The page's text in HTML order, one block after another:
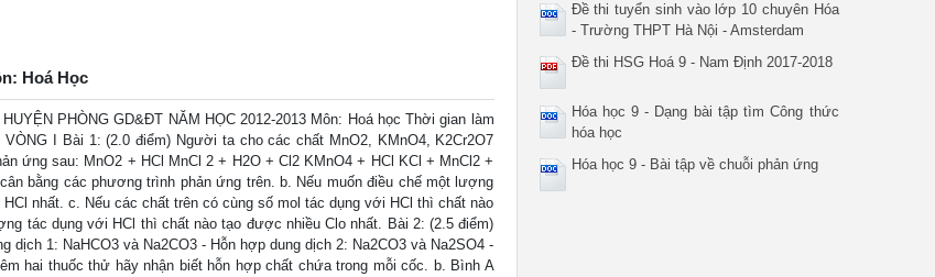
Hoá Học
PHÒNG GD&ĐT NĂM HỌC 2012-2013 Môn: Hoá học Thời gian làm
I Bài 1: (2.0 điểm) Người ta cho các chất MnO2, KMnO4, K2Cr2O7
ứng sau: MnO2 + HCl MnCl 2 + H2O + Cl2 KMnO4 + HCl KCl + MnCl2 +
bằng các phương trình phản ứng trên. b. Nếu muốn điều chế một lượng
nhất. c. Nếu các chất trên có cùng số mol tác dụng với HCl thì chất nào
tác dụng với HCl thì chất nào tạo được nhiều Clo nhất. Bài 2: (2.5 điểm)
1: NaHCO3 và Na2CO3 - Hỗn hợp dung dịch 2: Na2CO3 và Na2SO4 -
hai thuốc thử hãy nhận biết hỗn hợp chất chứa trong mỗi cốc. b. Bình A
Đề thi tuyển sinh vào lớp 10 chuyên Hóa
- Trường THPT Hà Nội - Amsterdam
Đề thi HSG Hoá 9 - Nam Định 2017-2018
Hóa học 9 - Dạng bài tập tìm Công thức
hóa học
Hóa học 9 - Bài tập về chuỗi phản ứng